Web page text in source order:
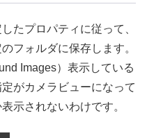
たプロパティに従って、
フォルダに保存します。
Images）表示している
がカメラビューになって
示されないわけです。